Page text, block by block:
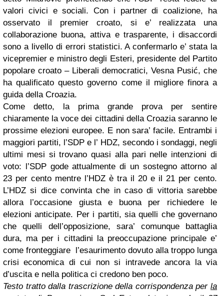
valori civici e sociali. Con i partner di coalizione, ha
osservato il premier croato, si e’ realizzata una
collaborazione buona, attiva e trasparente, i disaccordi
sono a livello di errori statistici. A confermarlo e’ stata la
vicepremier e ministro degli Esteri, presidente del Partito
popolare croato – Liberali democratici, Vesna Pusić, che
ha qualificato questo governo come il migliore finora a
guida della Croazia.
Come detto, la prima grande prova per sentire
chiaramente la voce dei cittadini della Croazia saranno le
prossime elezioni europee. E non sara’ facile. Entrambi i
maggiori partiti, l’SDP e l’ HDZ, secondo i sondaggi, negli
ultimi mesi si trovano quasi alla pari nelle intenzioni di
voto: l’SDP gode attualmente di un sostegno attorno al
23 per cento mentre l’HDZ è tra il 20 e il 21 per cento.
L’HDZ si dice convinta che in caso di vittoria sarebbe
allora l’occasione giusta e buona per richiedere le
elezioni anticipate. Per i partiti, sia quelli che governano
che quelli dell’opposizione, sara’ comunque battaglia
dura, ma per i cittadini la preoccupazione principale e’
come fronteggiare l’esaurimento dovuto alla troppo lunga
crisi economica di cui non si intravede ancora la via
d’uscita e nella politica ci credono ben poco.
Testo tratto dalla trascrizione della corrispondenza per la